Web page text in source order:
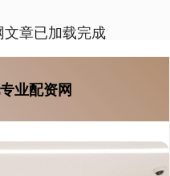
章已加载完成
业配资网